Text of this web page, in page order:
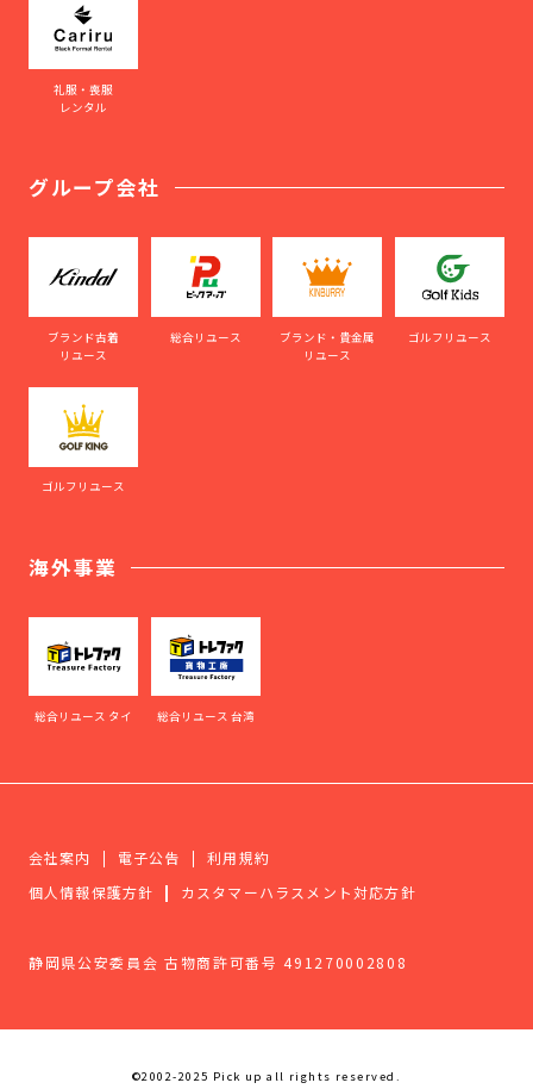
礼服・喪服
レンタル
グループ会社
ブランド古着
リユース
総合リユース
ブランド・貴金属
リユース
ゴルフリユース
ゴルフリユース
海外事業
総合リユース タイ 総合リユース 台湾
会社案内 電子公告
利用規約
個人情報保護方針
カスタマーハラスメント対応方針
静岡県公安委員会 古物商許可番号 491270002808
©2002-2025 Pick up all rights reserved.